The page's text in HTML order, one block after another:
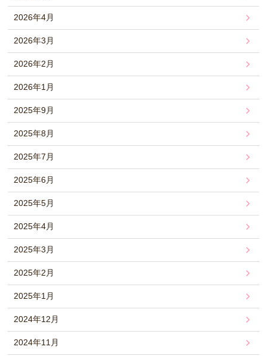
2026年4月
2026年3月
2026年2月
2026年1月
2025年9月
2025年8月
2025年7月
2025年6月
2025年5月
2025年4月
2025年3月
2025年2月
2025年1月
2024年12月
2024年11月